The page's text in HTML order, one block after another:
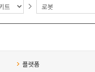
플랫폼